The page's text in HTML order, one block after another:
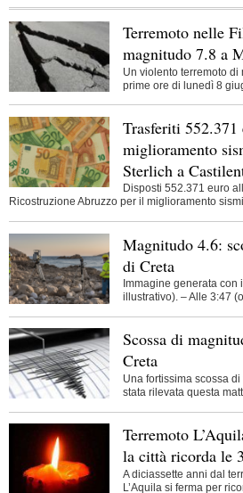
Terremoto nelle
magnitudo 7.8 a
Un violento terremoto
prime ore di lunedì 8
Trasferiti
miglioramento
Sterlich a
Disposti 552.371 euro
Ricostruzione Abruzzo per il miglioramento
Magnitudo 4.6:
di Creta
Immagine generata
illustrativo). – Alle 3:47
Scossa di
Creta
Una fortissima scossa
stata rilevata questa
Terremoto
la città ricorda le
A diciassette anni dal
L’Aquila si ferma per